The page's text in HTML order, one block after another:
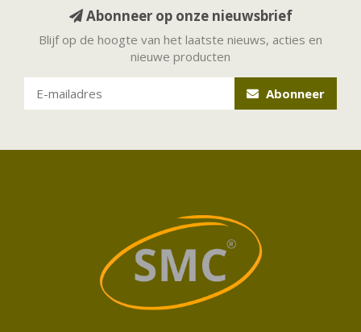
Abonneer op onze nieuwsbrief
Blijf op de hoogte van het laatste nieuws, acties en
nieuwe producten
Abonneer